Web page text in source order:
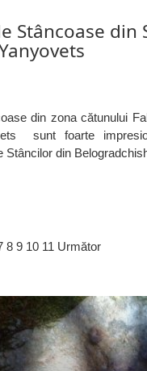
Stâncoase din
din zona cătunului
sunt foarte
Stâncilor din
8 9 10 11 Următor